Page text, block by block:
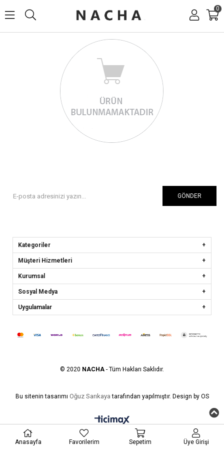
0
GÖNDER
Kategoriler
Müşteri Hizmetleri
Kurumsal
Sosyal Medya
Uygulamalar
© 2020 NACHA - Tüm Hakları Saklıdır.
Bu sitenin tasarımı Oğuz Sarıkaya tarafından yapılmıştır. Design by OS
Anasayfa Favorilerim Sepetim Üye Girişi